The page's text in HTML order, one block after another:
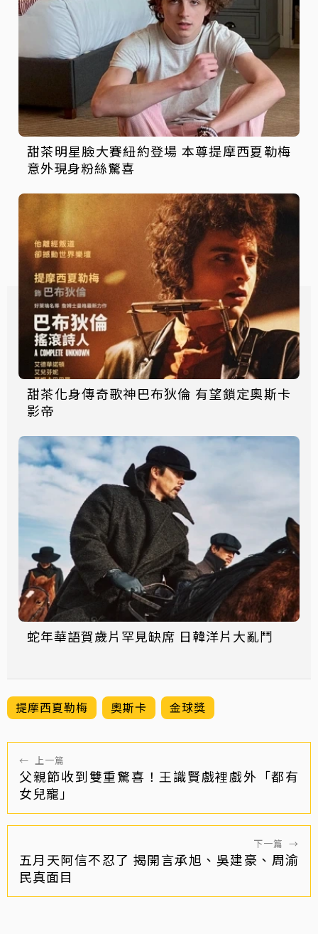
甜茶明星臉大賽紐約登場 本尊提摩西夏勒梅
意外現身粉絲驚喜
甜茶化身傳奇歌神巴布狄倫 有望鎖定奧斯卡
影帝
蛇年華語賀歲片罕見缺席 日韓洋片大亂鬥
提摩西夏勒梅 奧斯卡 金球獎
← 上一篇
父親節收到雙重驚喜！王識賢戲裡戲外「都有
女兒寵」
下一篇 →
五月天阿信不忍了 揭開言承旭、吳建豪、周渝
民真面目